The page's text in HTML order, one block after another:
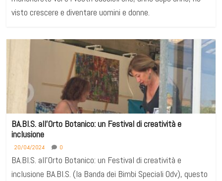
visto crescere e diventare uomini e donne.
BA.BI.S. all’Orto Botanico: un Festival di creatività e
inclusione
20/04/2024 0
BA.BI.S. all'Orto Botanico: un Festival di creatività e
inclusione BA.BI.S. (la Banda dei Bimbi Speciali Odv), questo